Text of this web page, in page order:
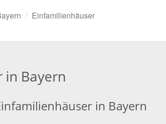
Einfamilienhäuser
in Bayern
in Bayern